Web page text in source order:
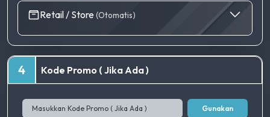
Retail / Store (Otomatis)
4 Kode Promo ( Jika Ada )
Gunakan